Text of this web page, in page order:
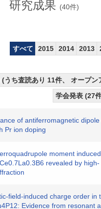
研究成果 (40件)
すべて 2015 2014 2013
うち査読あり 11件、 オープン
学会発表 (27
of antiferromagnetic
Pr ion doping
moment
revealed by high-
field-induced charge order in
Evidence from resonant